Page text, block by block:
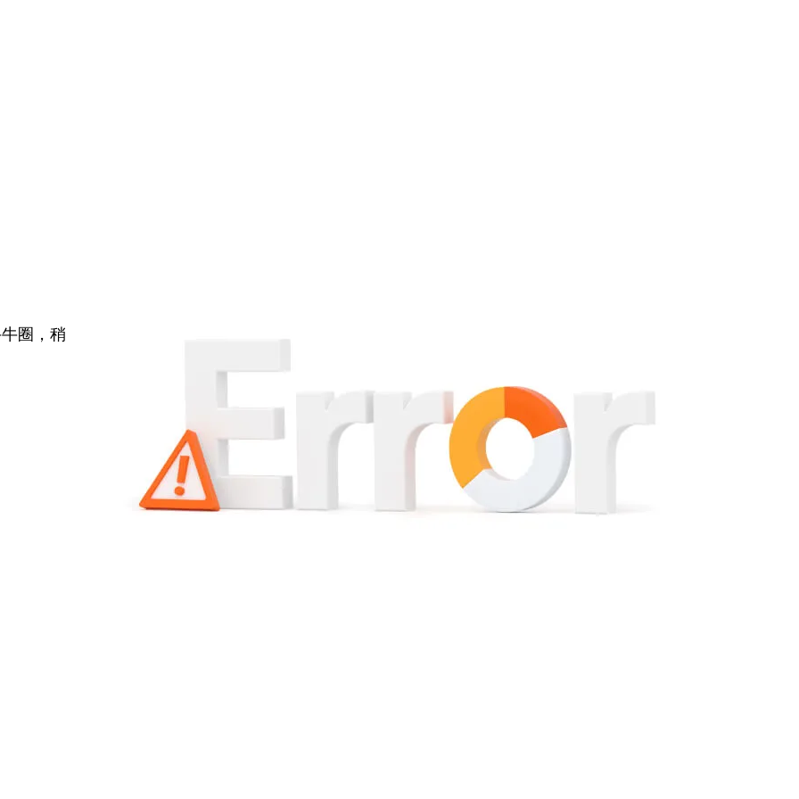
圈，稍